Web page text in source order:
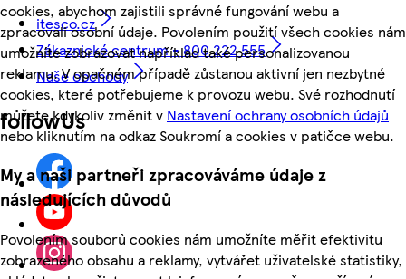
cookies, abychom zajistili správné fungování webu a
zpracovali osobní údaje. Povolením použití všech cookies nám
umožníte zobrazovat například také personalizovanou
reklamu. V opačném případě zůstanou aktivní jen nezbytné
cookies, které potřebujeme k provozu webu. Své rozhodnutí
můžete kdykoliv změnit v Nastavení ochrany osobních údajů
nebo kliknutím na odkaz Soukromí a cookies v patičce webu.
My a naši partneři zpracováváme údaje z
následujících důvodů
Povolením souborů cookies nám umožníte měřit efektivitu
zobrazeného obsahu a reklamy, vytvářet uživatelské statistiky,
itesco.cz
Zákaznické centrum - 800 222 555
Naše obchody
followUs